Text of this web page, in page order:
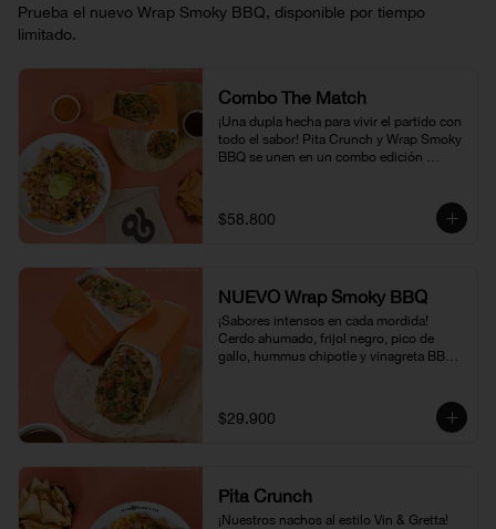
Prueba el nuevo Wrap Smoky BBQ, disponible por tiempo
limitado.
Combo The Match
¡Una dupla hecha para vivir el partido con
todo el sabor! Pita Crunch y Wrap Smoky
BBQ se unen en un combo edición
ingredientes e que lo hace irresistible.
Disponible por tiempo limitado.
$58.800
NUEVO Wrap Smoky BBQ
¡Sabores intensos en cada mordida!
Cerdo ahumado, frijol negro, pico de
gallo, hummus chipotle y vinagreta BBQ,
carácter, disponible por tiempo limitado
$29.900
Pita Crunch
¡Nuestros nachos al estilo Vin & Gretta!